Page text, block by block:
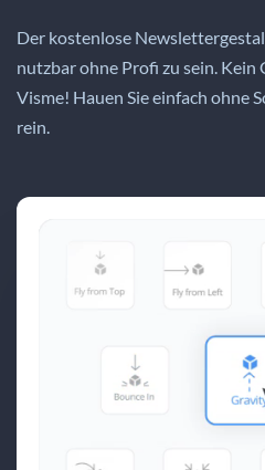
Der kostenlose
nutzbar ohne Profi zu sein. Kein
Visme! Hauen Sie einfach ohne
rein.